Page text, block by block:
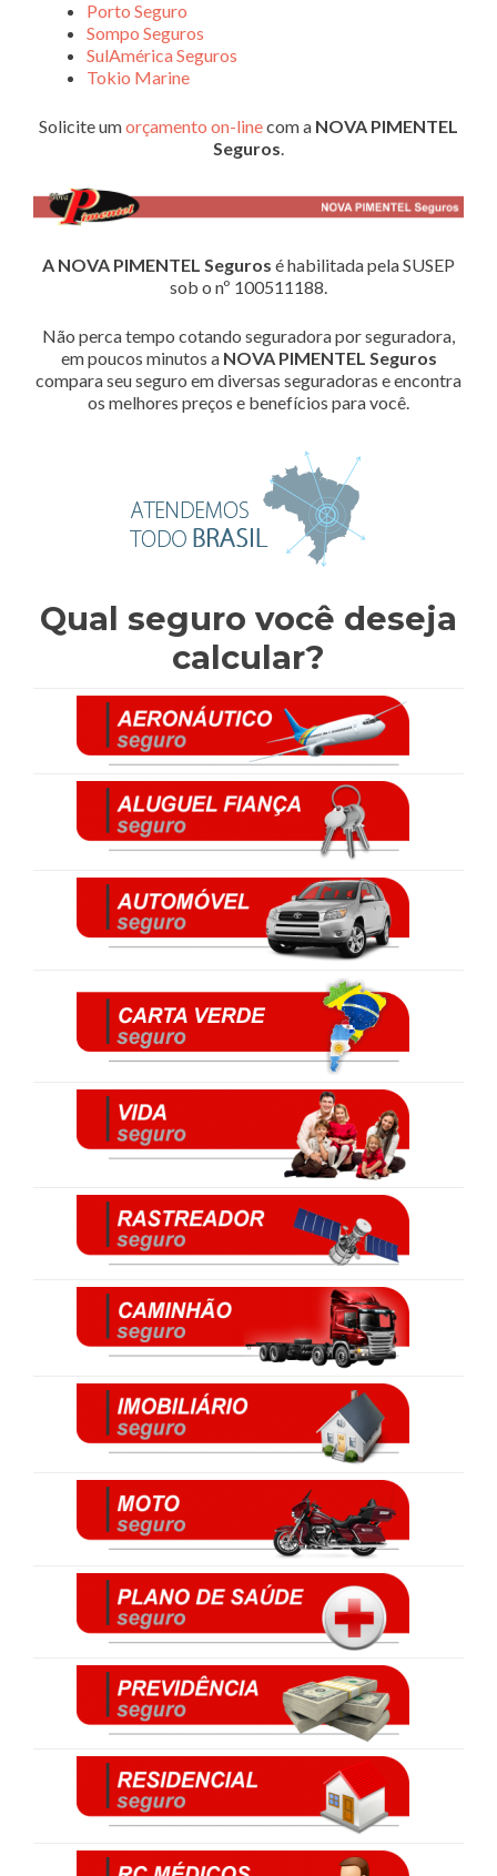
Porto Seguro
Sompo Seguros
SulAmérica Seguros
Tokio Marine
Solicite umorçamento on-linecom a NOVA PIMENTEL
Seguros.
A NOVA PIMENTEL Seguros é habilitada pela SUSEP
sob o nº 100511188.
Não perca tempo cotando seguradora por seguradora,
em poucos minutos a NOVA PIMENTEL Seguros
compara seu seguro em diversas seguradoras e encontra
os melhores preços e benefícios para você.
Qual seguro você deseja
calcular?